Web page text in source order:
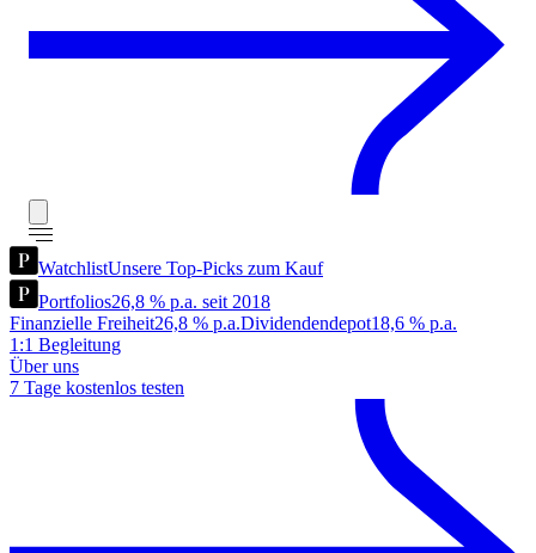
WatchlistUnsere Top-Picks zum Kauf
Portfolios26,8 % p.a. seit 2018
Finanzielle Freiheit26,8 % p.a.Dividendendepot18,6 % p.a.
1:1 Begleitung
Über uns
7 Tage kostenlos testen